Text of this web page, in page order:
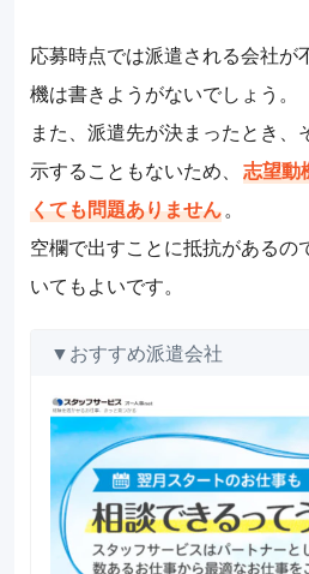
応募時点では派遣される会社が
機は書きようがないでしょう。
また、派遣先が決まったとき、
示することもないため、 志望動
くても問題ありません。
空欄で出すことに抵抗があるの
いてもよいです。
▼おすすめ派遣会社